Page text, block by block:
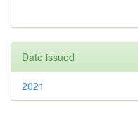
Date issued
2021